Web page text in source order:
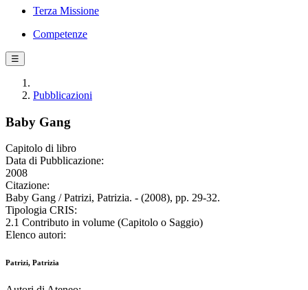
Terza Missione
Competenze
☰
Pubblicazioni
Baby Gang
Capitolo di libro
Data di Pubblicazione:
2008
Citazione:
Baby Gang / Patrizi, Patrizia. - (2008), pp. 29-32.
Tipologia CRIS:
2.1 Contributo in volume (Capitolo o Saggio)
Elenco autori:
Patrizi, Patrizia